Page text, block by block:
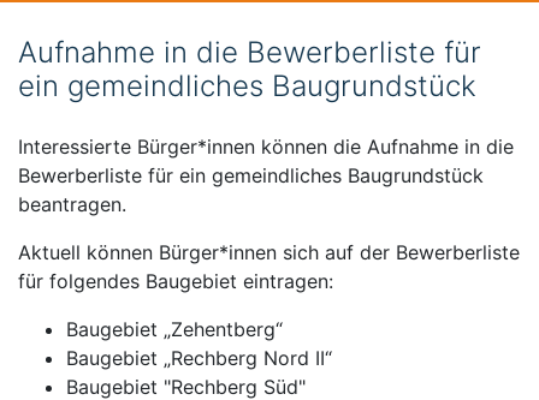
Aufnahme in die Bewerberliste für
ein gemeindliches Baugrundstück
Interessierte Bürger*innen können die Aufnahme in die
Bewerberliste für ein gemeindliches Baugrundstück
beantragen.
Aktuell können Bürger*innen sich auf der Bewerberliste
für folgendes Baugebiet eintragen:
Baugebiet „Zehentberg“
Baugebiet „Rechberg Nord II“
Baugebiet "Rechberg Süd"